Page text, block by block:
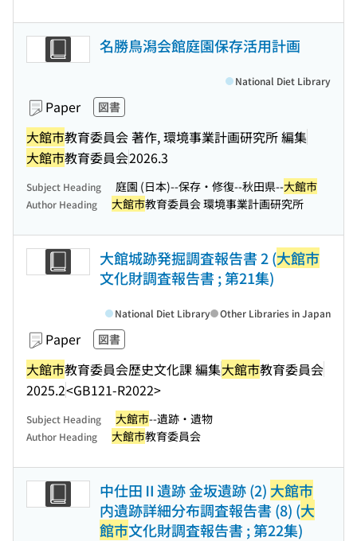
名勝鳥潟会館庭園保存活用計画
Paper 図書
大館市教育委員会 著作, 環境事業計画研究所 編集
大館市教育委員会2026.3
National Diet Library
Subject Heading 庭園 (日本)--保存・修復--秋田県--大館市
Author Heading 大館市教育委員会 環境事業計画研究所
大館城跡発掘調査報告書 2 (大館市
文化財調査報告書 ; 第21集)
Paper 図書
大館市教育委員会歴史文化課 編集大館市教育委員会
2025.2<GB121-R2022>
National Diet Library Other Libraries in Japan
Subject Heading 大館市--遺跡・遺物
Author Heading 大館市教育委員会
中仕田Ⅱ遺跡 金坂遺跡 (2) 大館市
内遺跡詳細分布調査報告書 (8) (大
館市文化財調査報告書 ; 第22集)